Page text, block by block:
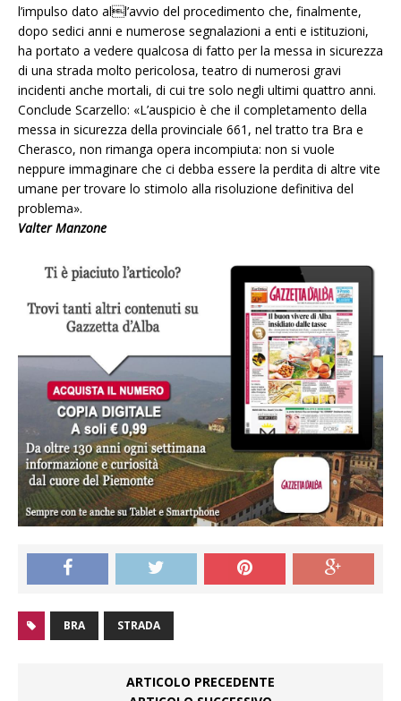
l’impulso dato all’avvio del procedimento che, finalmente,
dopo sedici anni e numerose segnalazioni a enti e istituzioni,
ha portato a vedere qualcosa di fatto per la messa in sicurezza
di una strada molto pericolosa, teatro di numerosi gravi
incidenti anche mortali, di cui tre solo negli ultimi quattro anni.
Conclude Scarzello: «L’auspicio è che il completamento della
messa in sicurezza della provinciale 661, nel tratto tra Bra e
Cherasco, non rimanga opera incompiuta: non si vuole
neppure immaginare che ci debba essere la perdita di altre vite
umane per trovare lo stimolo alla risoluzione definitiva del
problema».
Valter Manzone
BRA STRADA
ARTICOLO PRECEDENTE